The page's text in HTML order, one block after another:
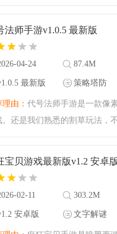
组装机甲，搭配陨星炮、能量
法师手游v1.0.5 最新版
04-24 87.4M
最新版 策略塔防
由： 代号法师手游是一款像
。还是我们熟悉的割草玩法，
不同的属性，合理搭配、升级
宝贝游戏最新版v1.2 安卓版
02-11 303.2M
安卓版 文字解谜